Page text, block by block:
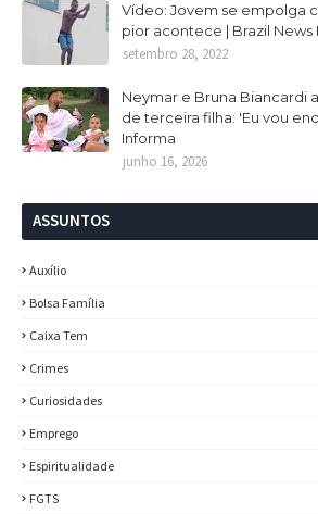
Vídeo: Jovem se empolga
pior acontece | Brazil News
setembro 28, 2022
Neymar e Bruna Biancardi
de terceira filha: 'Eu vou
Informa
junho 16, 2026
ASSUNTOS
Auxílio
Bolsa Família
Caixa Tem
Crimes
Curiosidades
Emprego
Espiritualidade
FGTS